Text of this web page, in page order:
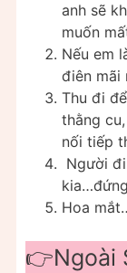
anh sẽ
muốn
Nếu em
điên mãi
Thu đi
thằng
nối tiếp
Người
Hoa
👉Ngoài